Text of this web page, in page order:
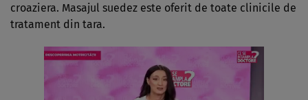
croaziera. Masajul suedez este oferit de toate clinicile de
tratament din tara.